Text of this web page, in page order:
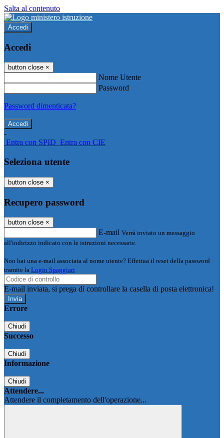
Salta al contenuto
Accedi
Accedi
button close ×
Nome Utente
Password
Password dimenticata?
-
Entra con SPID Entra con CIE
Seleziona utente
button close ×
Recupero password
button close ×
E-mail Verrà inviato un messaggio
all'indirizzo indicato con le istruzioni necessarie.
Non hai una e-mail associata al nome utente? Effettua il reset della password
tramite la Login Spaggiari
E-mail inviata, si prega di controllare la casella di posta elettronica!
Errore
Chiudi
Successo
Chiudi
Informazione
Chiudi
Attendere...
Attendere il completamento dell'operazione...